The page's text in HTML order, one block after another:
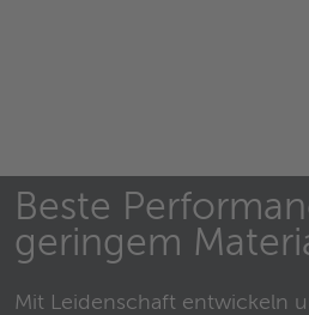
Beste
geringem
Mit Leidenschaft entwickeln